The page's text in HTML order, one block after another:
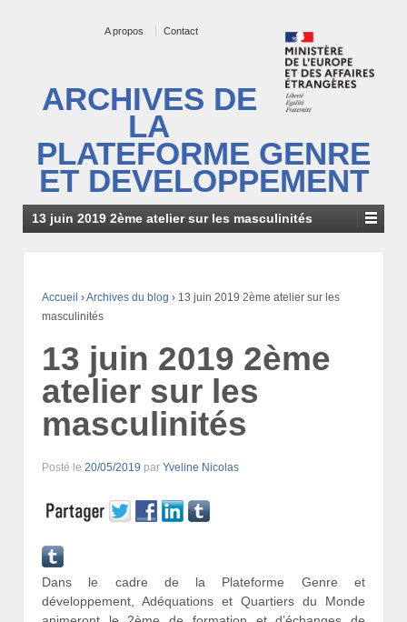
A propos Contact
ARCHIVES DE
LA
PLATEFORME GENRE
ET DEVELOPPEMENT
13 juin 2019 2ème atelier sur les masculinités
Accueil ›Archives du blog › 13 juin 2019 2ème atelier sur les
masculinités
13 juin 2019 2ème
atelier sur les
masculinités
Posté le 20/05/2019 par Yveline Nicolas
Dans le cadre de la Plateforme Genre et
développement, Adéquations et Quartiers du Monde